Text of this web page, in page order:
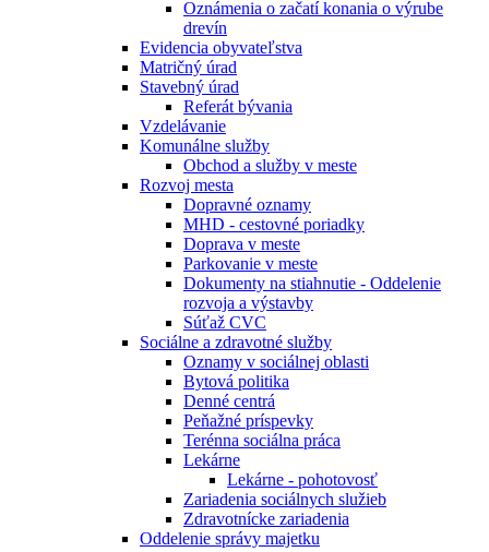
Oznámenia o začatí konania o výrube
drevín
Evidencia obyvateľstva
Matričný úrad
Stavebný úrad
Referát bývania
Vzdelávanie
Komunálne služby
Obchod a služby v meste
Rozvoj mesta
Dopravné oznamy
MHD - cestovné poriadky
Doprava v meste
Parkovanie v meste
Dokumenty na stiahnutie - Oddelenie
rozvoja a výstavby
Súťaž CVC
Sociálne a zdravotné služby
Oznamy v sociálnej oblasti
Bytová politika
Denné centrá
Peňažné príspevky
Terénna sociálna práca
Lekárne
Lekárne - pohotovosť
Zariadenia sociálnych služieb
Zdravotnícke zariadenia
Oddelenie správy majetku